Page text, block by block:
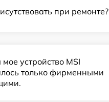
при ремонте?
устройство MSI
только фирменными